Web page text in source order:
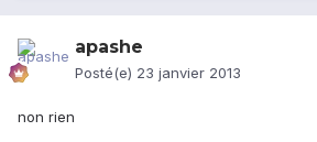
apashe
Posté(e) 23 janvier 2013
non rien